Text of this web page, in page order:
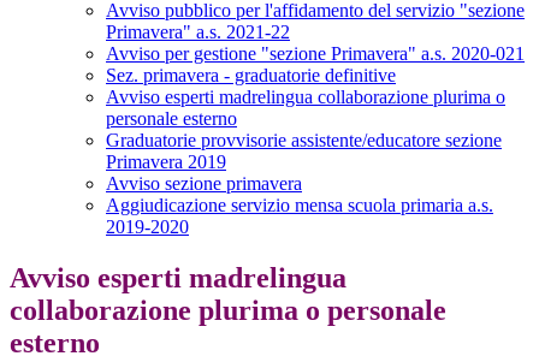
Avviso pubblico per l'affidamento del servizio "sezione
Primavera" a.s. 2021-22
Avviso per gestione "sezione Primavera" a.s. 2020-021
Sez. primavera - graduatorie definitive
Avviso esperti madrelingua collaborazione plurima o
personale esterno
Graduatorie provvisorie assistente/educatore sezione
Primavera 2019
Avviso sezione primavera
Aggiudicazione servizio mensa scuola primaria a.s.
2019-2020
Avviso esperti madrelingua
collaborazione plurima o personale
esterno